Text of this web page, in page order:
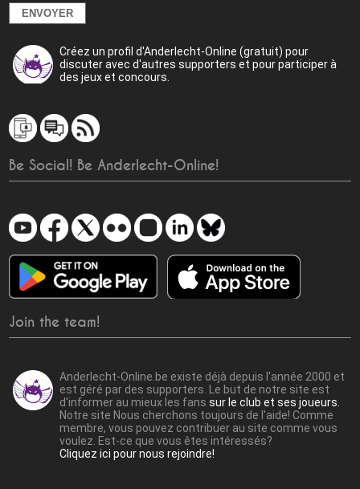
Créez un profil d'Anderlecht-Online (gratuit) pour
discuter avec d'autres supporters et pour participer à
des jeux et concours.
Be Social! Be Anderlecht-Online!
Join the team!
Anderlecht-Online.be existe déjà depuis l'année 2000 et
est géré par des supporters. Le but de notre site est
d'informer au mieux les fanssur le club et ses joueurs.
Notre site Nous cherchons toujours de l'aide! Comme
membre, vous pouvez contribuer au site comme vous
voulez. Est-ce que vous êtes intéressés?
Cliquez ici pour nous rejoindre!